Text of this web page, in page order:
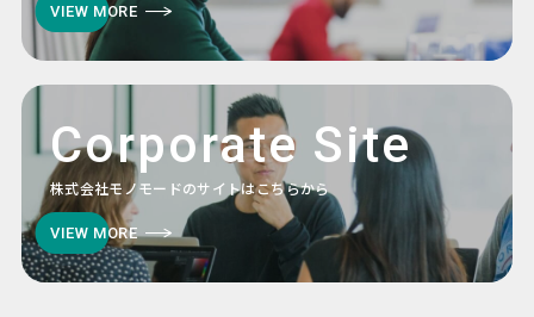
VIEW MORE
Corporate Site
株式会社モノモードのサイトはこちらから
VIEW MORE